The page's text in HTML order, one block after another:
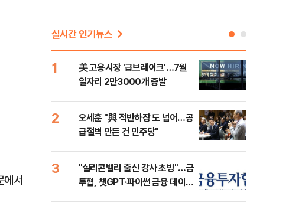
에서
실시간 인기뉴스
1
美 고용시장 '급브레이크'…7월
일자리 2만3000개 증발
2
오세훈 "與 적반하장 도 넘어…공
급절벽 만든 건 민주당"
3
"실리콘밸리 출신 강사 초빙"…금
투협, 챗GPT·파이썬 금융 데이터